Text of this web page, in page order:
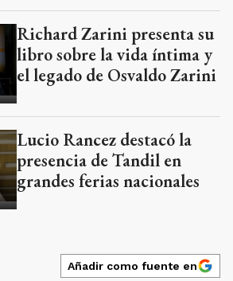
Richard Zarini presenta su
libro sobre la vida íntima y
el legado de Osvaldo Zarini
Lucio Rancez destacó la
presencia de Tandil en
grandes ferias nacionales
Añadir como fuente en